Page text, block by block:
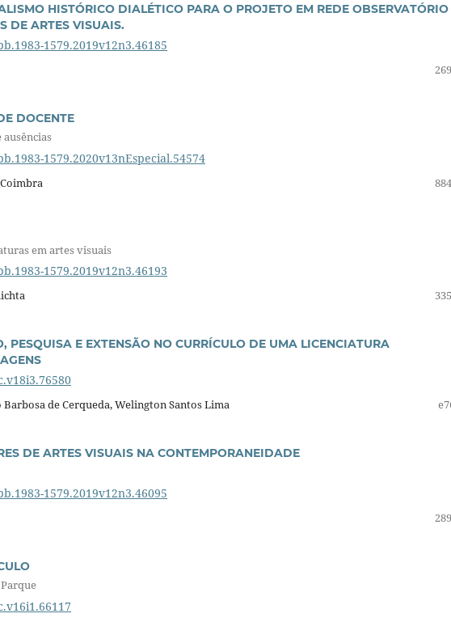
HISTÓRICO DIALÉTICO PARA O PROJETO EM REDE
DE ARTES VISUAIS.
1579.2019v12n3.46185
DOCENTE
1579.2020v13nEspecial.54574
em artes visuais
1579.2019v12n3.46193
PESQUISA E EXTENSÃO NO CURRÍCULO DE UMA LICENCIATURA
de Cerqueda, Welington Santos Lima
DE ARTES VISUAIS NA CONTEMPORANEIDADE
1579.2019v12n3.46095